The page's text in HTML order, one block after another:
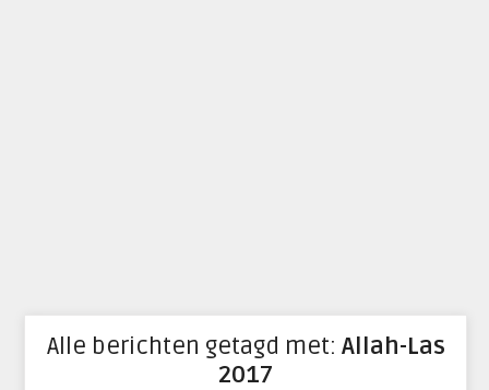
Alle berichten getagd met: Allah-Las
2017